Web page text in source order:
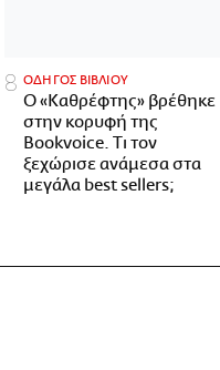
ΟΔΗΓΟΣ ΒΙΒΛΙΟΥ
Ο «Καθρέφτης» βρέθηκε
στην κορυφή της
Bookvoice. Τι τον
ξεχώρισε ανάμεσα στα
μεγάλα best sellers;